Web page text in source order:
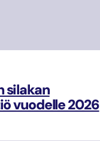
silakan
vuodelle 2026